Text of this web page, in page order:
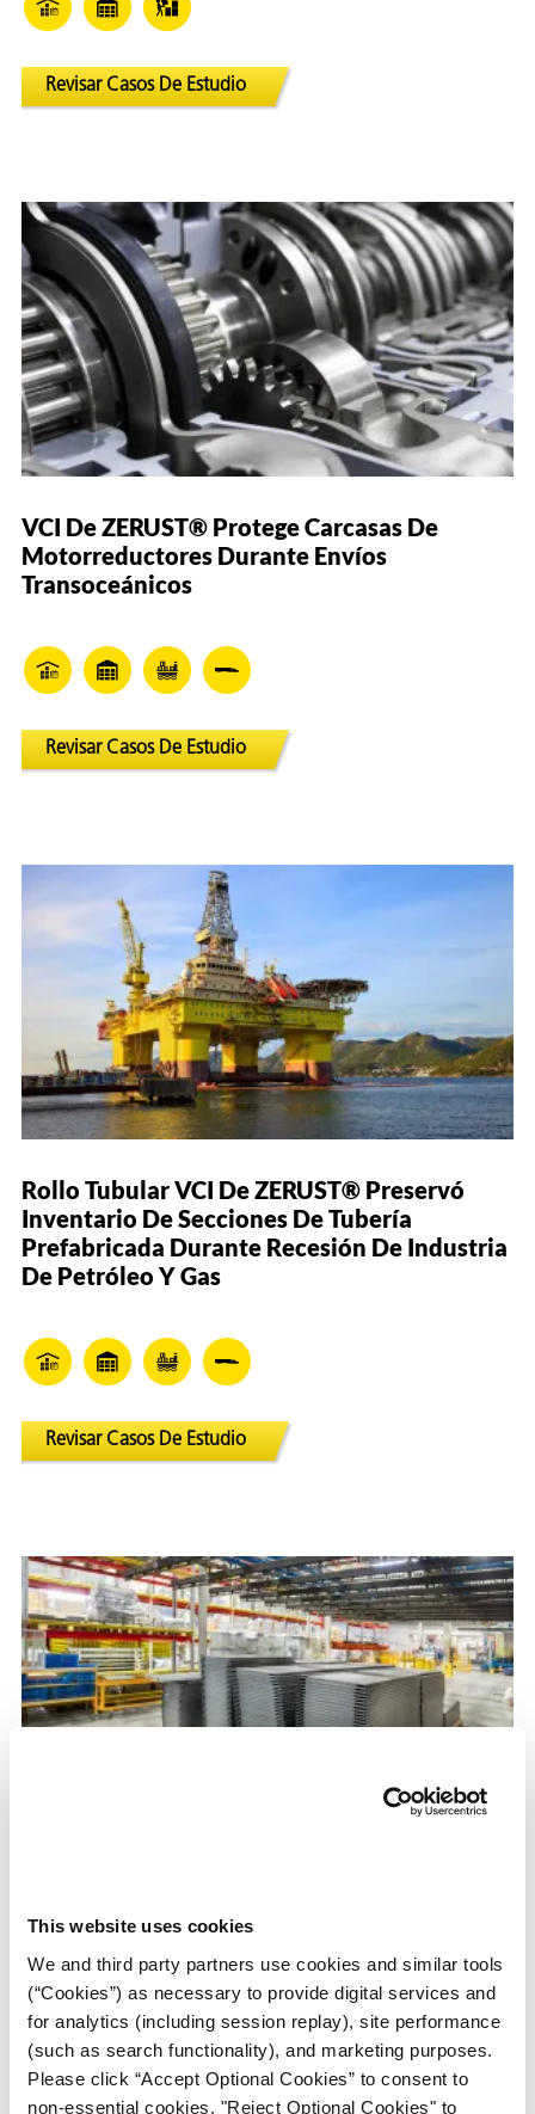
This website uses cookies
We and third party partners use cookies and similar tools
(“Cookies”) as necessary to provide digital services and
for analytics (including session replay), site performance
(such as search functionality), and marketing purposes.
Please click “Accept Optional Cookies” to consent to
non-essential cookies, "Reject Optional Cookies" to
Revisar Casos De Estudio
VCI De ZERUST® Protege Carcasas De
Motorreductores Durante Envíos
Transoceánicos
Revisar Casos De Estudio
Rollo Tubular VCI De ZERUST® Preservó
Inventario De Secciones De Tubería
Prefabricada Durante Recesión De Industria
De Petróleo Y Gas
Revisar Casos De Estudio
Almacenaje Por Inventario
Revisar Casos De Estudio